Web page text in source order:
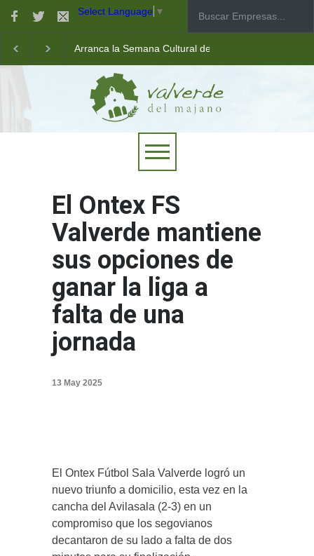
Select Language ▼
Arranca la Semana Cultural de Valverde
Taller de robótica para jóvenes
Las pistas municipales de pádel estrenan un nuevo
El Ontex FS
Valverde mantiene
sus opciones de
ganar la liga a
falta de una
jornada
13 May 2025
El Ontex Fútbol Sala Valverde logró un
nuevo triunfo a domicilio, esta vez en la
cancha del Avilasala (2-3) en un
compromiso que los segovianos
decantaron de su lado a falta de dos